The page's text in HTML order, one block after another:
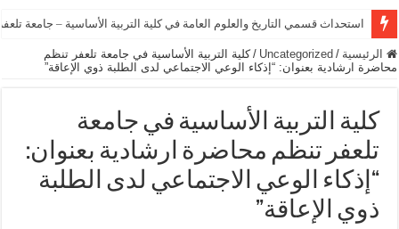
استحداث قسمي التاريخ والعلوم العامة في كلية التربية الأساسية – جامعة تلعفر للعام
الرئيسية /
Uncategorized
/ كلية التربية الأساسية في جامعة تلعفر تنظم
محاضرة ارشادية بعنوان: “إذكاء الوعي الاجتماعي لدى الطلبة ذوي الإعاقة”
كلية التربية الأساسية في جامعة
تلعفر تنظم محاضرة ارشادية بعنوان:
“إذكاء الوعي الاجتماعي لدى الطلبة
ذوي الإعاقة”